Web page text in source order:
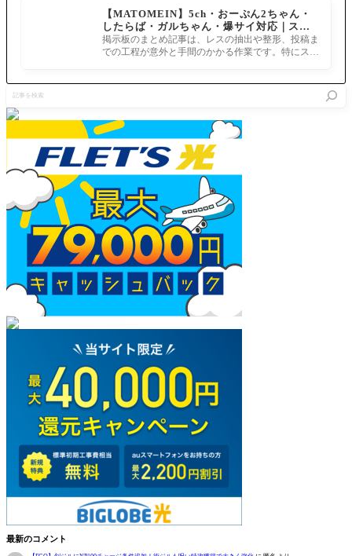
【MATOMEIN】5ch・おーぷん2ちゃん・
したらば・ガルちゃん・爆サイ対応｜スマ
ホでまとめ記事を作れるアプリ FGOのまと
め記事ができるまで
掲示板のまとめ記事は、レスの抽出や整形、投稿ま
での工程が意外と手間のかかる作業です。特にスマ
を
検
最新のコメント